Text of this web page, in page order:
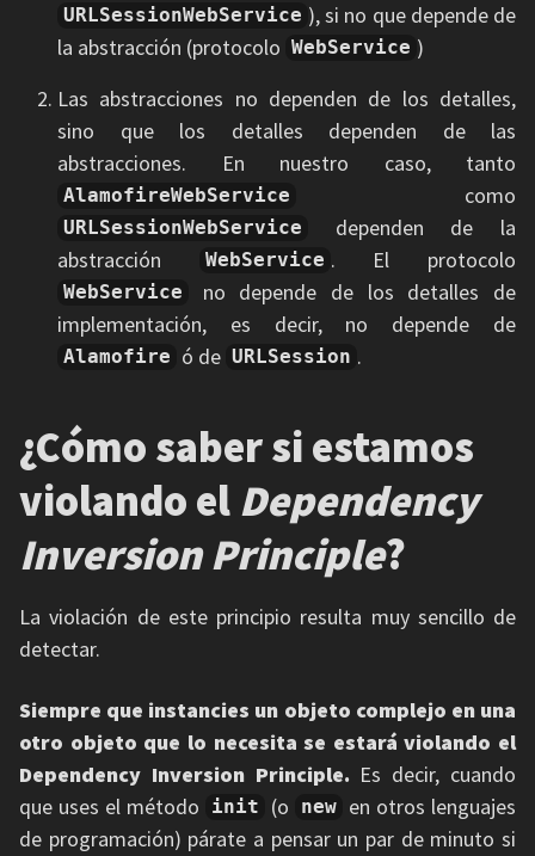
URLSessionWebService ), si no que depende de
la abstracción (protocolo WebService )
Las abstracciones no dependen de los detalles,
sino que los detalles dependen de las
abstracciones. En nuestro caso, tanto
AlamofireWebService como
URLSessionWebService
dependen de la
abstracción
WebService . El protocolo
WebService
no depende de los detalles de
implementación, es decir, no depende de
Alamofire ó de URLSession .
¿Cómo saber si estamos
violando el Dependency
Inversion Principle?
La violación de este principio resulta muy sencillo de
detectar.
Siempre que instancies un objeto complejo en una
otro objeto que lo necesita se estará violando el
Dependency Inversion Principle. Es decir, cuando
que uses el método
init (o new en otros lenguajes
de programación) párate a pensar un par de minuto si